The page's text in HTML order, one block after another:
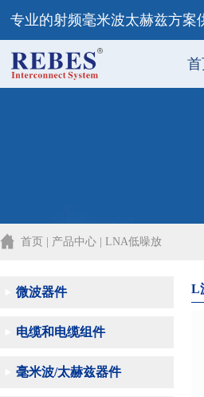
专业的射频毫米波太赫兹方案
首
首页 | 产品中心 | LNA低噪放
微波器件
电缆和电缆组件
毫米波/太赫兹器件
L